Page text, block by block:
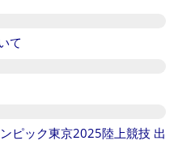
て
ピック東京2025陸上競技 出